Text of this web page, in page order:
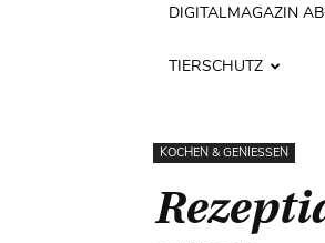
DIGITALMAGAZIN
TIERSCHUTZ
KOCHEN & GENIESSEN